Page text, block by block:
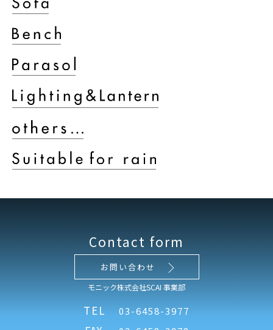
Contact form
お問い合わせ
モニック株式会社SCAI 事業部
TEL 03-6458-3977